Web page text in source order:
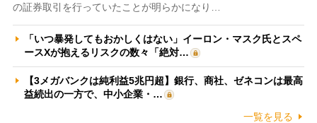
の証券取引を行っていたことが明らかになり…
「いつ暴発してもおかしくはない」イーロン・マスク氏とスペ
ースXが抱えるリスクの数々「絶対…
【3メガバンクは純利益5兆円超】銀行、商社、ゼネコンは最高
益続出の一方で、中小企業・…
一覧を見る